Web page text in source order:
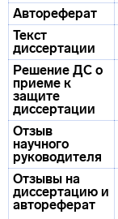
Автореферат
Текст
диссертации
Решение ДС о
приеме к
защите
диссертации
Отзыв
научного
руководителя
Отзывы на
диссертацию и
автореферат